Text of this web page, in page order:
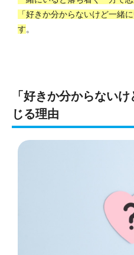
「好きか分からないけど一緒
す。
「好きか分からない
じる理由